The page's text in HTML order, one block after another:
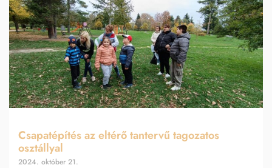
Csapatépítés az eltérő tantervű tagozatos
osztállyal
2024. október 21.